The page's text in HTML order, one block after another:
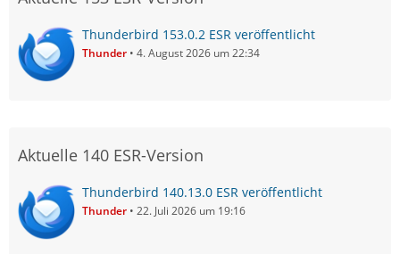
Thunderbird 153.0.2 ESR veröffentlicht
Thunder 4. August 2026 um 22:34
Aktuelle 140 ESR-Version
Thunderbird 140.13.0 ESR veröffentlicht
Thunder 22. Juli 2026 um 19:16